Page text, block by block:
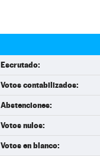
Escrutado:
Votos contabilizados:
Abstenciones:
Votos nulos:
Votos en blanco: